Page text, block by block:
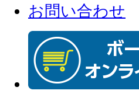
お問い合わせ